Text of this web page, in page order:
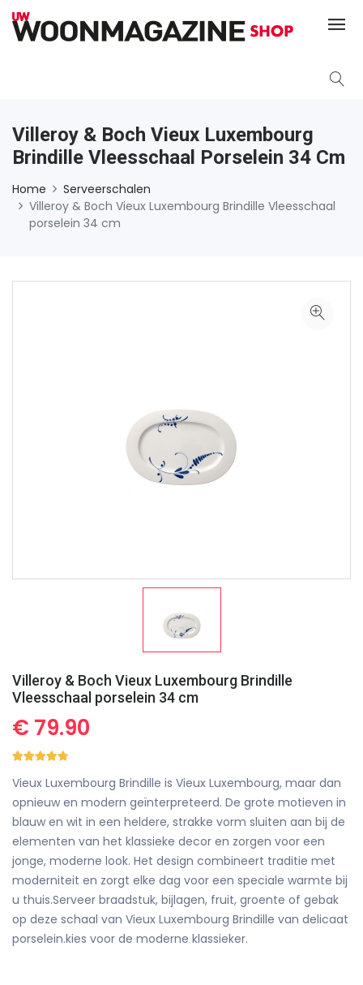
Villeroy & Boch Vieux Luxembourg
Brindille Vleesschaal Porselein 34 Cm
Home
Serveerschalen
Villeroy & Boch Vieux Luxembourg Brindille Vleesschaal
porselein 34 cm
Villeroy & Boch Vieux Luxembourg Brindille
Vleesschaal porselein 34 cm
€ 79.90
Vieux Luxembourg Brindille is Vieux Luxembourg, maar dan
opnieuw en modern geïnterpreteerd. De grote motieven in
blauw en wit in een heldere, strakke vorm sluiten aan bij de
elementen van het klassieke decor en zorgen voor een
jonge, moderne look. Het design combineert traditie met
moderniteit en zorgt elke dag voor een speciale warmte bij
u thuis.Serveer braadstuk, bijlagen, fruit, groente of gebak
op deze schaal van Vieux Luxembourg Brindille van delicaat
porselein.kies voor de moderne klassieker.